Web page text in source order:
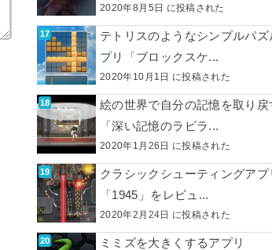
2020年8月5日 に投稿された
テトリスのようなシンプルパズ
プリ「ブロックスケ...
2020年10月1日 に投稿された
絵の世界で自分の記憶を取り
「深い記憶のラビラ...
2020年1月26日 に投稿された
クラシックシューティングアプ
「1945」をレビュ...
2020年2月24日 に投稿された
ミミズを大きくするアプリ